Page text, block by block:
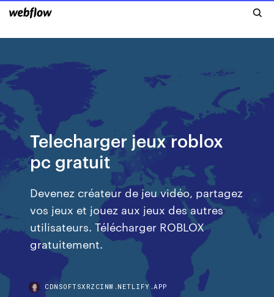
Telecharger jeux roblox
pc gratuit
Devenez créateur de jeu vidéo, partagez
vos jeux et jouez aux jeux des autres
utilisateurs. Télécharger ROBLOX
gratuitement.
CDNSOFTSXRZCINW.NETLIFY.APP